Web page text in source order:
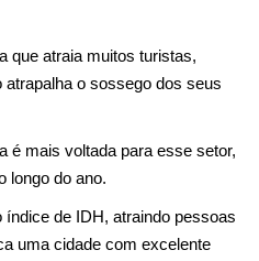
que atraia muitos turistas,
o sossego dos seus
é mais voltada para esse setor,
longo do ano.
de IDH, atraindo pessoas
uma cidade com excelente